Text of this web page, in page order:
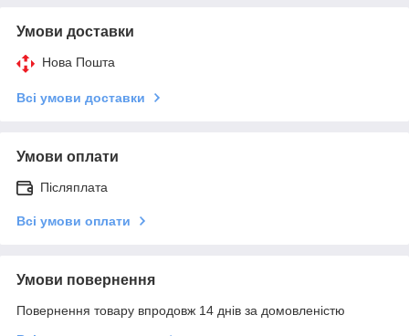
Умови доставки
Нова Пошта
Всі умови доставки
Умови оплати
Післяплата
Всі умови оплати
Умови повернення
Повернення товару впродовж 14 днів за домовленістю